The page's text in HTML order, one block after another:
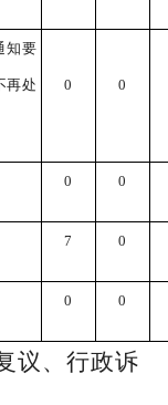
知要
再处 0 0
0 0
7 0
0 0
议、行政诉